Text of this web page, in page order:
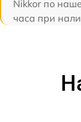
Nikkor по
часа при